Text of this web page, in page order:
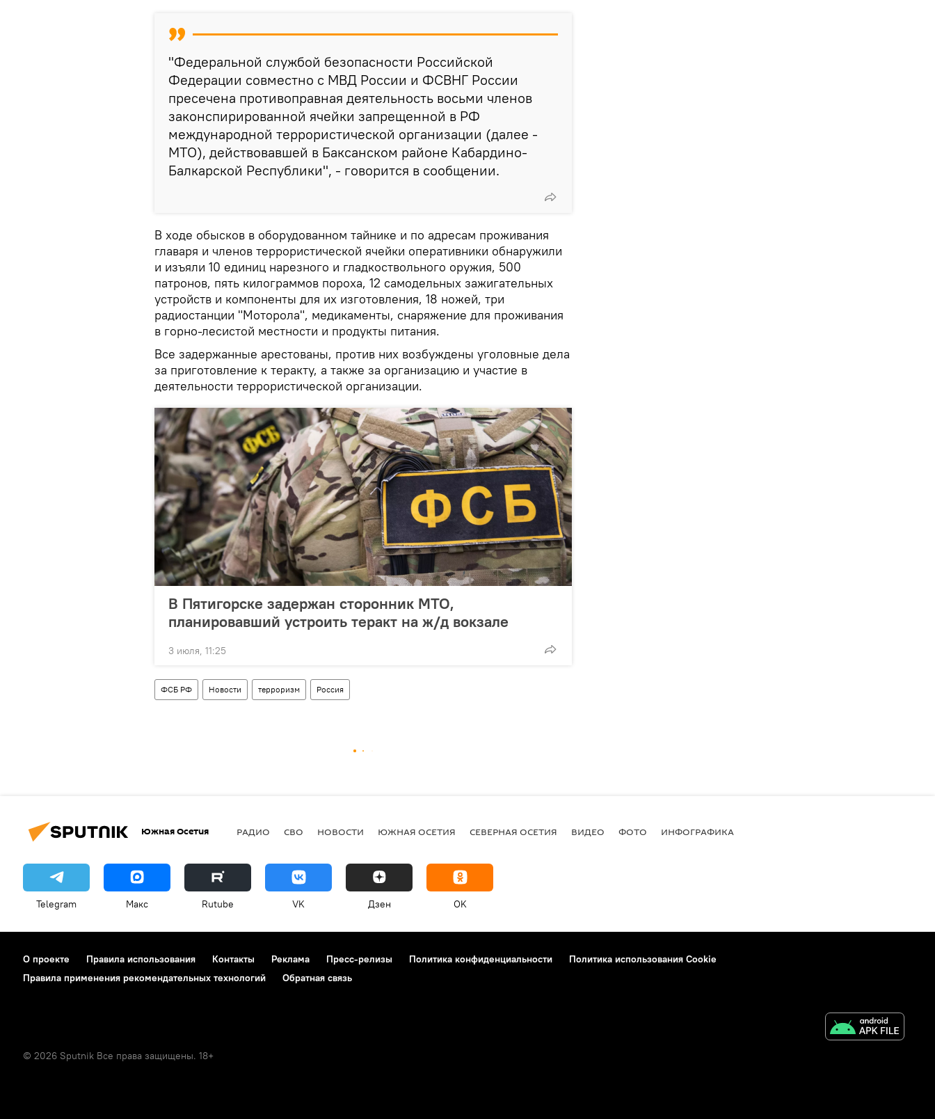
"Федеральной службой безопасности Российской
Федерации совместно с МВД России и ФСВНГ России
пресечена противоправная деятельность восьми членов
законспирированной ячейки запрещенной в РФ
международной террористической организации (далее -
МТО), действовавшей в Баксанском районе Кабардино-
Балкарской Республики", - говорится в сообщении.
В ходе обысков в оборудованном тайнике и по адресам проживания
главаря и членов террористической ячейки оперативники обнаружили
и изъяли 10 единиц нарезного и гладкоствольного оружия, 500
патронов, пять килограммов пороха, 12 самодельных зажигательных
устройств и компоненты для их изготовления, 18 ножей, три
радиостанции "Моторола", медикаменты, снаряжение для проживания
в горно-лесистой местности и продукты питания.
Все задержанные арестованы, против них возбуждены уголовные дела
за приготовление к теракту, а также за организацию и участие в
деятельности террористической организации.
В Пятигорске задержан сторонник МТО,
планировавший устроить теракт на ж/д вокзале
3 июля, 11:25
ФСБ РФ Новости терроризм Россия
Южная Осетия РАДИО СВО НОВОСТИ ЮЖНАЯ ОСЕТИЯ СЕВЕРНАЯ ОСЕТИЯ ВИДЕО ФОТО ИНФОГРАФИКА
Telegram Макс Rutube VK Дзен OK
О проекте Правила использования Контакты Реклама Пресс-релизы Политика конфиденциальности
Политика использования Cookie
Правила применения рекомендательных технологий
Обратная связь
© 2026 Sputnik Все права защищены. 18+